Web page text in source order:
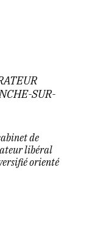
SUR-
de
libéral
orienté